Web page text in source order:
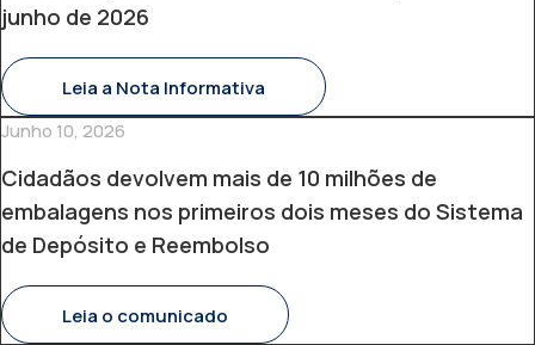
junho de 2026
Leia a Nota Informativa
Junho 10, 2026
Cidadãos devolvem mais de 10 milhões de
embalagens nos primeiros dois meses do Sistema
de Depósito e Reembolso
Leia o comunicado